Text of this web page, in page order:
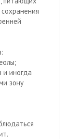
и иногда
зону